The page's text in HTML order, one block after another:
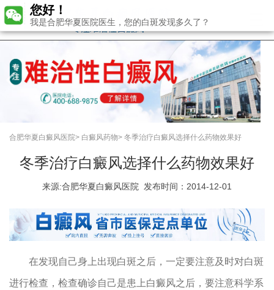
合肥华夏白癜风医院> 白癜风药物> 冬季治疗白癜风选择什么药物效果好
冬季治疗白癜风选择什么药物效果好
来源:合肥华夏白癜风医院 发布时间：2014-12-01
在发现自己身上出现白斑之后，一定要注意及时对白斑
进行检查，检查确诊自己是患上白癜风之后，要注意科学系
您好！
我是合肥华夏医院医生，您的白斑发现多久了？